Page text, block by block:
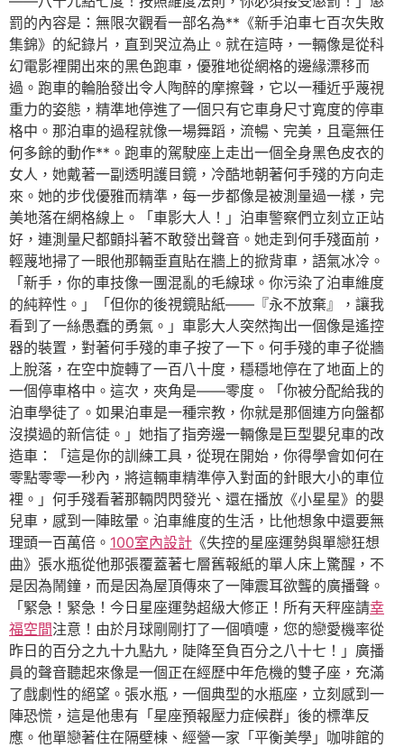
罰的內容是：無限次觀看一部名為**《新手泊車七百次失敗
集錦》的紀錄片，直到哭泣為止。就在這時，一輛像是從科
幻電影裡開出來的黑色跑車，優雅地從網格的邊緣漂移而
過。跑車的輪胎發出令人陶醉的摩擦聲，它以一種近乎蔑視
重力的姿態，精準地停進了一個只有它車身尺寸寬度的停車
格中。那泊車的過程就像一場舞蹈，流暢、完美，且毫無任
何多餘的動作**。跑車的駕駛座上走出一個全身黑色皮衣的
女人，她戴著一副透明護目鏡，冷酷地朝著何手殘的方向走
來。她的步伐優雅而精準，每一步都像是被測量過一樣，完
美地落在網格線上。「車影大人！」泊車警察們立刻立正站
好，連測量尺都顫抖著不敢發出聲音。她走到何手殘面前，
輕蔑地掃了一眼他那輛垂直貼在牆上的掀背車，語氣冰冷。
「新手，你的車技像一團混亂的毛線球。你污染了泊車維度
的純粹性。」「但你的後視鏡貼紙——『永不放棄』，讓我
看到了一絲愚蠢的勇氣。」車影大人突然掏出一個像是遙控
器的裝置，對著何手殘的車子按了一下。何手殘的車子從牆
上脫落，在空中旋轉了一百八十度，穩穩地停在了地面上的
一個停車格中。這次，夾角是——零度。「你被分配給我的
泊車學徒了。如果泊車是一種宗教，你就是那個連方向盤都
沒摸過的新信徒。」她指了指旁邊一輛像是巨型嬰兒車的改
造車：「這是你的訓練工具，從現在開始，你得學會如何在
零點零零一秒內，將這輛車精準停入對面的針眼大小的車位
裡。」何手殘看著那輛閃閃發光、還在播放《小星星》的嬰
兒車，感到一陣眩暈。泊車維度的生活，比他想象中還要無
理頭一百萬倍。 100室內設計 《失控的星座運勢與單戀狂想
曲》張水瓶從他那張覆蓋著七層舊報紙的單人床上驚醒，不
是因為鬧鐘，而是因為屋頂傳來了一陣震耳欲聾的廣播聲。
「緊急！緊急！今日星座運勢超級大修正！所有天秤座請幸
福空間注意！由於月球剛剛打了一個噴嚏，您的戀愛機率從
昨日的百分之九十九點九，陡降至負百分之八十七！」廣播
員的聲音聽起來像是一個正在經歷中年危機的雙子座，充滿
了戲劇性的絕望。張水瓶，一個典型的水瓶座，立刻感到一
陣恐慌，這是他患有「星座預報壓力症候群」後的標準反
應。他單戀著住在隔壁棟、經營一家「平衡美學」咖啡館的